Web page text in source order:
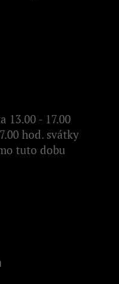
13.00 - 17.00
hod. svátky
tuto dobu